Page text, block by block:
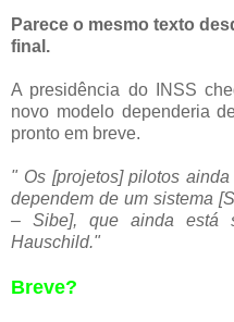
Parece o mesmo texto
final.
A presidência do INSS
novo modelo dependeria
pronto em breve.
" Os [projetos] pilotos
dependem de um sistema
– Sibe], que ainda está
Hauschild."
Breve?